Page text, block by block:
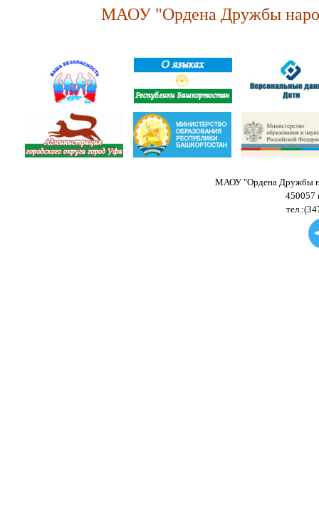
МАОУ "Ордена Дружбы
МАОУ "Ордена Дружбы
450057